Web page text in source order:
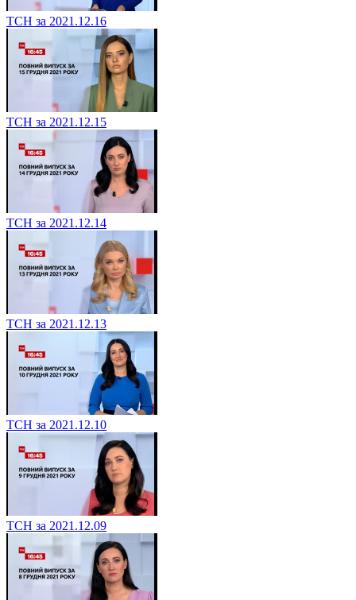
ТСН за 2021.12.16
ТСН за 2021.12.15
ТСН за 2021.12.14
ТСН за 2021.12.13
ТСН за 2021.12.10
ТСН за 2021.12.09